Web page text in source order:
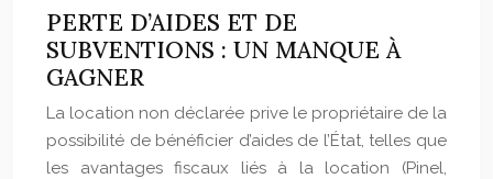
PERTE D’AIDES ET DE
SUBVENTIONS : UN MANQUE À
GAGNER
La location non déclarée prive le propriétaire de la
possibilité de bénéficier d’aides de l’État, telles que
les avantages fiscaux liés à la location (Pinel,